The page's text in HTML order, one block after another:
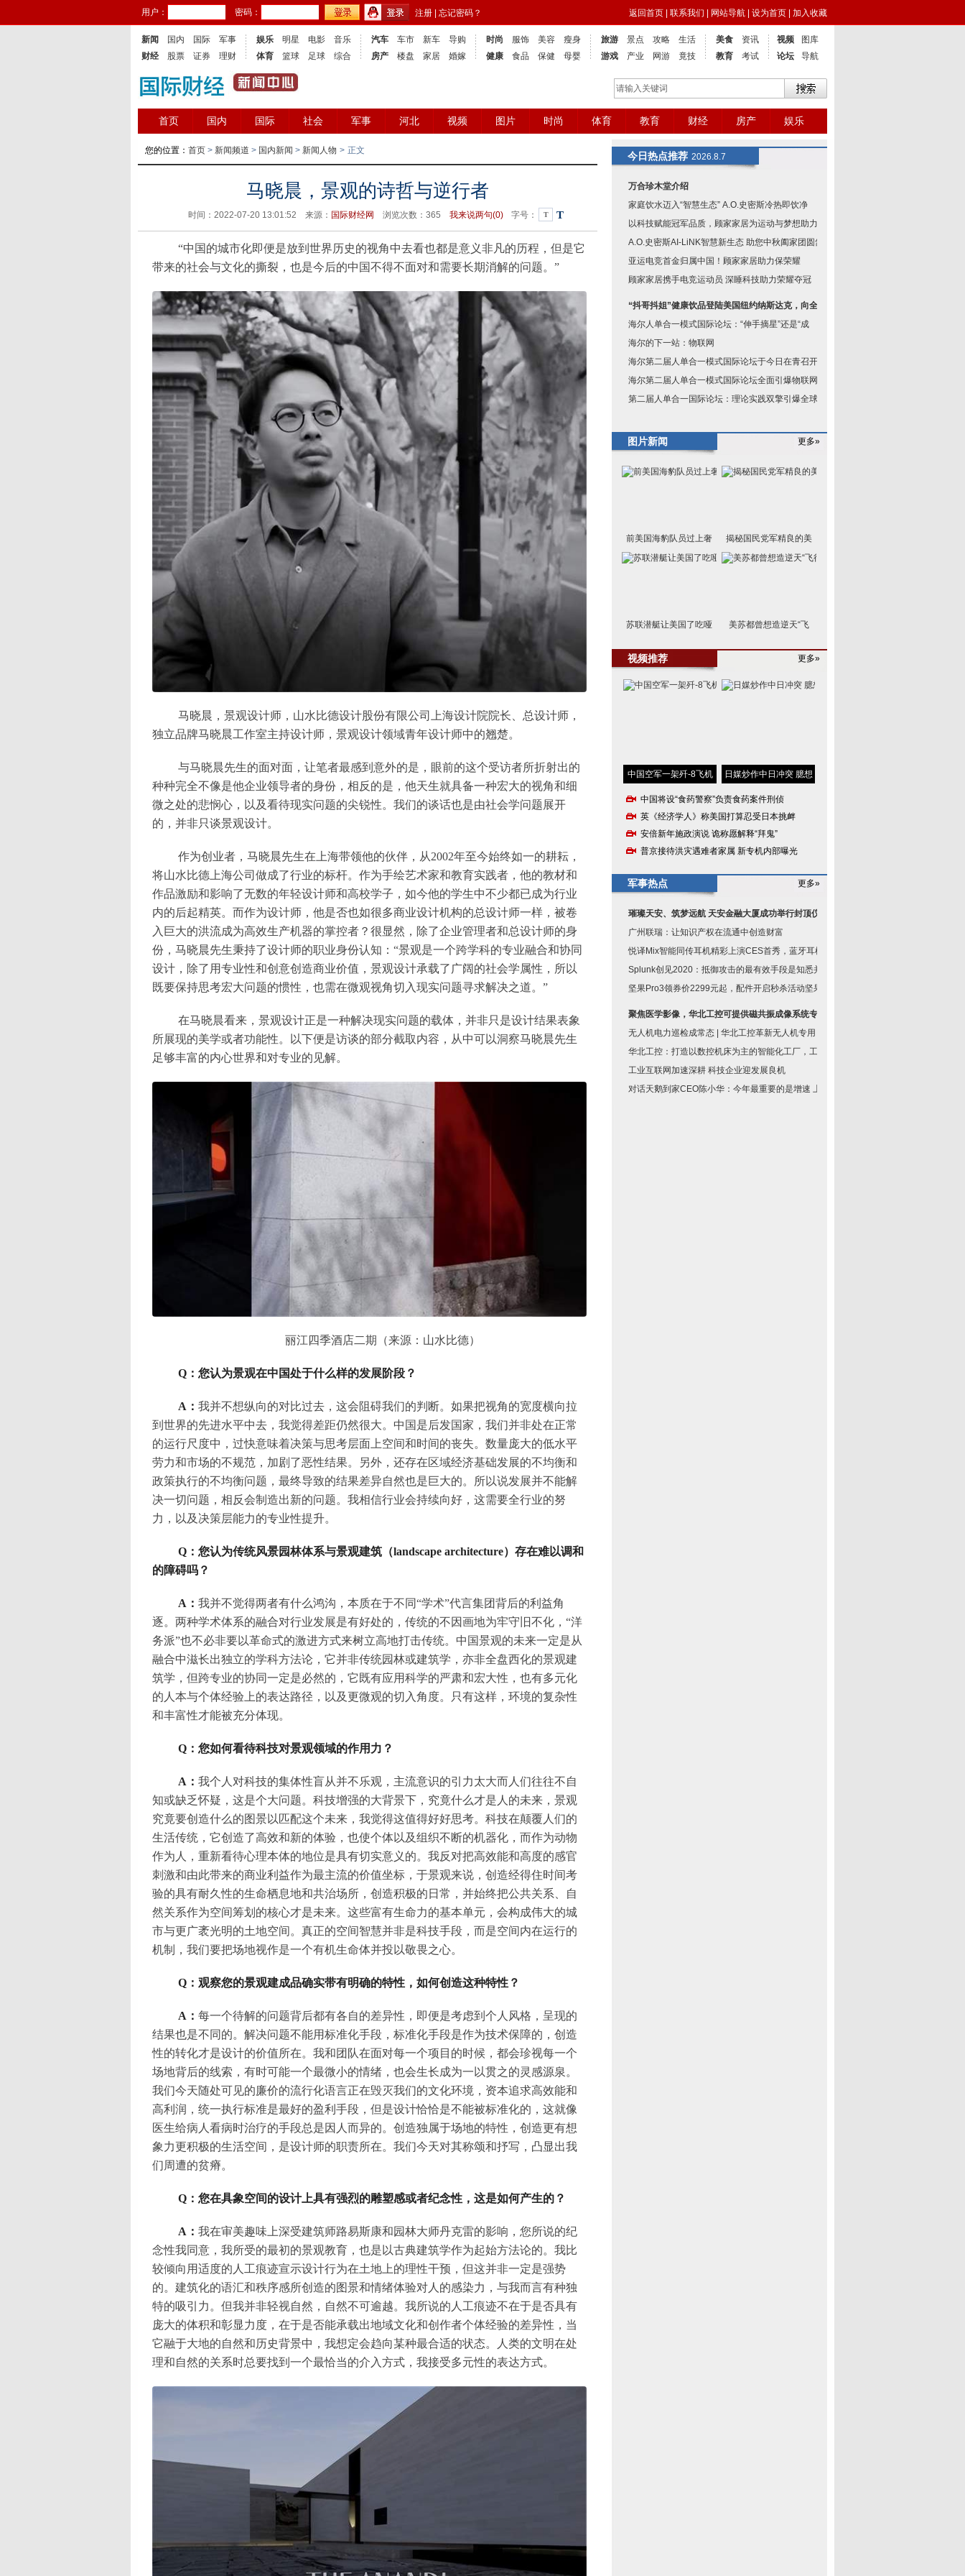
用户： 密码： 注册 忘记密码？ 返回首页 联系我们 网站导航 设为首页 加入收藏
新闻 国内 国际
军事
财经
股票 证券 理财
娱乐 明星 电影
音乐
体育
篮球 足球 综合
汽车 车市 新车
导购
房产
楼盘 家居 婚嫁
时尚 服饰 美容
瘦身
健康
食品 保健 母婴
旅游 景点 攻略
生活
游戏
产业 网游 竟技
美食
资讯
教育
考试
视频
图库
论坛
导航
首页 国内 国际 社会 军事 河北 视频 图片 时尚 体育 教育 财经 房产 娱乐
您的位置： 首页 > 新闻频道 > 国内新闻 > 新闻人物 > 正文
马晓晨，景观的诗哲与逆行者
时间：2022-07-20 13:01:52 来源： 国际财经网 浏览次数： 365 我来说两句(0) 字号： T T
“中国的城市化即便是放到世界历史的视角中去看也都是意义非凡的历程，但是它
带来的社会与文化的撕裂，也是今后的中国不得不面对和需要长期消解的问题。”
马晓晨，景观设计师，山水比德设计股份有限公司上海设计院院长、总设计师，
独立品牌马晓晨工作室主持设计师，景观设计领域青年设计师中的翘楚。
与马晓晨先生的面对面，让笔者最感到意外的是，眼前的这个受访者所折射出的
种种完全不像是他企业领导者的身份，相反的是，他天生就具备一种宏大的视角和细
微之处的悲悯心，以及看待现实问题的尖锐性。我们的谈话也是由社会学问题展开
的，并非只谈景观设计。
作为创业者，马晓晨先生在上海带领他的伙伴，从2002年至今始终如一的耕耘，
将山水比德上海公司做成了行业的标杆。作为手绘艺术家和教育实践者，他的教材和
作品激励和影响了无数的年轻设计师和高校学子，如今他的学生中不少都已成为行业
内的后起精英。而作为设计师，他是否也如很多商业设计机构的总设计师一样，被卷
入巨大的洪流成为高效生产机器的掌控者？很显然，除了企业管理者和总设计师的身
份，马晓晨先生秉持了设计师的职业身份认知：“景观是一个跨学科的专业融合和协同
设计，除了用专业性和创意创造商业价值，景观设计承载了广阔的社会学属性，所以
既要保持思考宏大问题的惯性，也需在微观视角切入现实问题寻求解决之道。”
在马晓晨看来，景观设计正是一种解决现实问题的载体，并非只是设计结果表象
所展现的美学或者功能性。以下便是访谈的部分截取内容，从中可以洞察马晓晨先生
足够丰富的内心世界和对专业的见解。
丽江四季酒店二期（来源：山水比德）
Q：您认为景观在中国处于什么样的发展阶段？
A： 我并不想纵向的对比过去，这会阻碍我们的判断。如果把视角的宽度横向拉
到世界的先进水平中去，我觉得差距仍然很大。中国是后发国家，我们并非处在正常
的运行尺度中，过快意味着决策与思考层面上空间和时间的丧失。数量庞大的低水平
劳力和市场的不规范，加剧了恶性结果。另外，还存在区域经济基础发展的不均衡和
政策执行的不均衡问题，最终导致的结果差异自然也是巨大的。所以说发展并不能解
决一切问题，相反会制造出新的问题。我相信行业会持续向好，这需要全行业的努
力，以及决策层能力的专业性提升。
Q：您认为传统风景园林体系与景观建筑（landscape architecture）存在难以调和
的障碍吗？
A： 我并不觉得两者有什么鸿沟，本质在于不同“学术”代言集团背后的利益角
逐。两种学术体系的融合对行业发展是有好处的，传统的不因画地为牢守旧不化，“洋
务派”也不必非要以革命式的激进方式来树立高地打击传统。中国景观的未来一定是从
融合中滋长出独立的学科方法论，它并非传统园林或建筑学，亦非全盘西化的景观建
筑学，但跨专业的协同一定是必然的，它既有应用科学的严肃和宏大性，也有多元化
的人本与个体经验上的表达路径，以及更微观的切入角度。只有这样，环境的复杂性
和丰富性才能被充分体现。
Q：您如何看待科技对景观领域的作用力？
A： 我个人对科技的集体性盲从并不乐观，主流意识的引力太大而人们往往不自
知或缺乏怀疑，这是个大问题。科技增强的大背景下，究竟什么才是人的未来，景观
究竟要创造什么的图景以匹配这个未来，我觉得这值得好好思考。科技在颠覆人们的
生活传统，它创造了高效和新的体验，也使个体以及组织不断的机器化，而作为动物
作为人，重新看待心理本体的地位是具有切实意义的。我反对把高效能和高度的感官
刺激和由此带来的商业利益作为最主流的价值坐标，于景观来说，创造经得住时间考
验的具有耐久性的生命栖息地和共治场所，创造积极的日常，并始终把公共关系、自
然关系作为空间筹划的核心才是未来。这些富有生命力的基本单元，会构成伟大的城
市与更广袤光明的土地空间。真正的空间智慧并非是科技手段，而是空间内在运行的
机制，我们要把场地视作是一个有机生命体并投以敬畏之心。
Q：观察您的景观建成品确实带有明确的特性，如何创造这种特性？
A： 每一个待解的问题背后都有各自的差异性，即便是考虑到个人风格，呈现的
结果也是不同的。解决问题不能用标准化手段，标准化手段是作为技术保障的，创造
性的转化才是设计的价值所在。我和团队在面对每一个项目的时候，都会珍视每一个
场地背后的线索，有时可能一个最微小的情绪，也会生长成为一以贯之的灵感源泉。
我们今天随处可见的廉价的流行化语言正在毁灭我们的文化环境，资本追求高效能和
高利润，统一执行标准是最好的盈利手段，但是设计恰恰是不能被标准化的，这就像
医生给病人看病时治疗的手段总是因人而异的。创造独属于场地的特性，创造更有想
象力更积极的生活空间，是设计师的职责所在。我们今天对其称颂和抒写，凸显出我
们周遭的贫瘠。
Q：您在具象空间的设计上具有强烈的雕塑感或者纪念性，这是如何产生的？
A： 我在审美趣味上深受建筑师路易斯康和园林大师丹克雷的影响，您所说的纪
念性我同意，我所受的最初的景观教育，也是以古典建筑学作为起始方法论的。我比
较倾向用适度的人工痕迹宣示设计行为在土地上的理性干预，但这并非一定是强势
的。建筑化的语汇和秩序感所创造的图景和情绪体验对人的感染力，与我而言有种独
特的吸引力。但我并非轻视自然，自然不可逾越。我所说的人工痕迹不在于是否具有
庞大的体积和彰显力度，在于是否能承载出地域文化和创作者个体经验的差异性，当
它融于大地的自然和历史背景中，我想定会趋向某种最合适的状态。人类的文明在处
理和自然的关系时总要找到一个最恰当的介入方式，我接受多元性的表达方式。
今日热点推荐 2026.8.7
万合珍木堂介绍
家庭饮水迈入“智慧生态” A.O.史密斯冷热即饮净
以科技赋能冠军品质，顾家家居为运动与梦想助力
A.O.史密斯AI-LiNK智慧新生态 助您中秋阖家团圆舒
亚运电竞首金归属中国！顾家家居助力保荣耀
顾家家居携手电竞运动员 深睡科技助力荣耀夺冠
“抖哥抖姐”健康饮品登陆美国纽约纳斯达克，向全
海尔人单合一模式国际论坛：“伸手摘星”还是“成
海尔的下一站：物联网
海尔第二届人单合一模式国际论坛于今日在青召开：
海尔第二届人单合一模式国际论坛全面引爆物联网
第二届人单合一国际论坛：理论实践双擎引爆全球物
图片新闻 更多»
前美国海豹队员过上奢 揭秘国民党军精良的美
苏联潜艇让美国了吃哑 美苏都曾想造逆天“飞
视频推荐 更多»
中国空军一架歼-8飞机 日媒炒作中日冲突 臆想
中国将设“食药警察”负责食药案件刑侦
英《经济学人》称美国打算忍受日本挑衅
安倍新年施政演说 诡称愿解释“拜鬼”
普京接待洪灾遇难者家属 新专机内部曝光
军事热点 更多»
璀璨天安、筑梦远航 天安金融大厦成功举行封顶仪
广州联瑞：让知识产权在流通中创造财富
悦译Mix智能同传耳机精彩上演CES首秀，蓝牙耳机黑
Splunk创见2020：抵御攻击的最有效手段是知悉并防
坚果Pro3领券价2299元起，配件开启秒杀活动坚果手
聚焦医学影像，华北工控可提供磁共振成像系统专用
无人机电力巡检成常态 | 华北工控革新无人机专用
华北工控：打造以数控机床为主的智能化工厂，工控
工业互联网加速深耕 科技企业迎发展良机
对话天鹅到家CEO陈小华：今年最重要的是增速 上市